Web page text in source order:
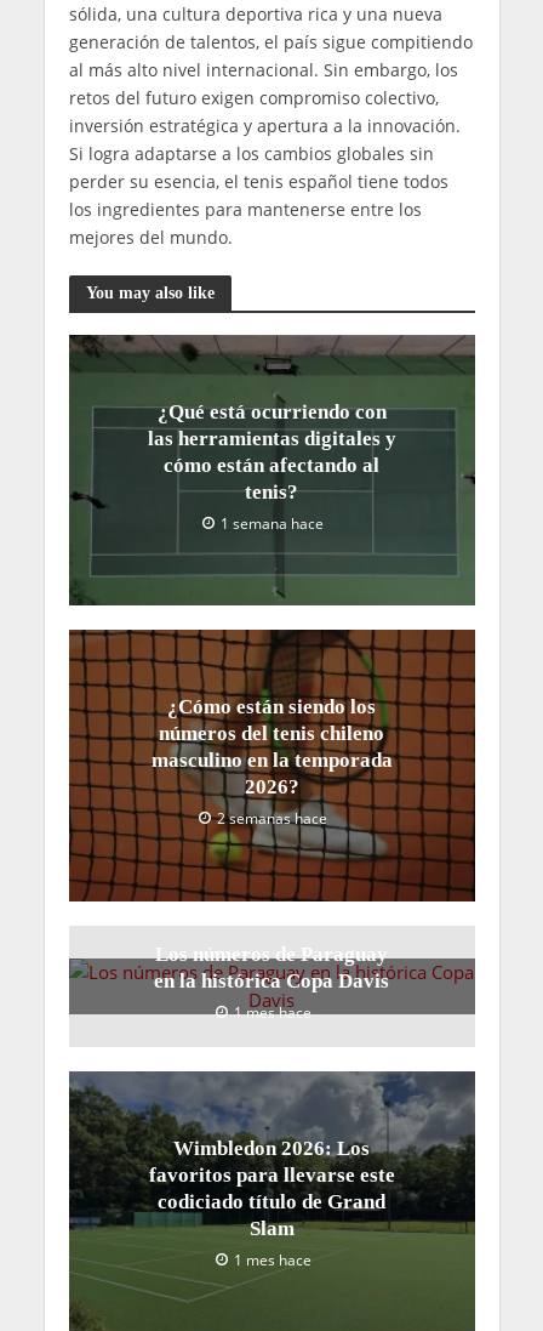
sólida, una cultura deportiva rica y una nueva
generación de talentos, el país sigue compitiendo
al más alto nivel internacional. Sin embargo, los
retos del futuro exigen compromiso colectivo,
inversión estratégica y apertura a la innovación.
Si logra adaptarse a los cambios globales sin
perder su esencia, el tenis español tiene todos
los ingredientes para mantenerse entre los
mejores del mundo.
You may also like
¿Qué está ocurriendo con
las herramientas digitales y
cómo están afectando al
tenis?
1 semana hace
¿Cómo están siendo los
números del tenis chileno
masculino en la temporada
2026?
2 semanas hace
Los números de Paraguay
en la histórica Copa Davis
1 mes hace
Wimbledon 2026: Los
favoritos para llevarse este
codiciado título de Grand
Slam
1 mes hace